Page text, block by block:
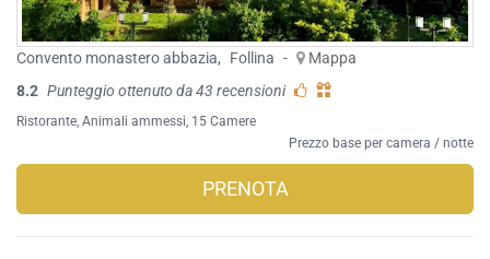
Convento monastero abbazia, Follina -
Mappa
8.2 Punteggio ottenuto da 43 recensioni
Ristorante, Animali ammessi, 15 Camere
Prezzo base per camera / notte
PRENOTA